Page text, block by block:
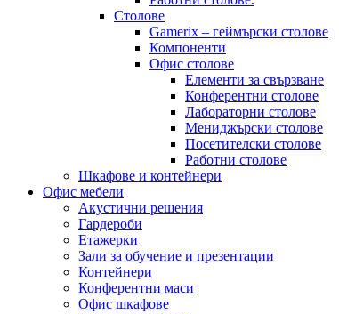
Столове
Gamerix – геймърски столове
Компоненти
Офис столове
Елементи за свързване
Конферентни столове
Лабораторни столове
Мениджърски столове
Посетителски столове
Работни столове
Шкафове и контейнери
Офис мебели
Акустични решения
Гардероби
Етажерки
Зали за обучение и презентации
Контейнери
Конферентни маси
Офис шкафове